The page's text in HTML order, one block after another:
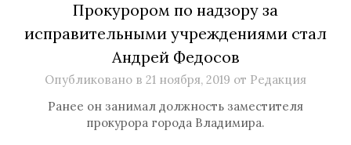
Прокурором по надзору за
исправительными учреждениями стал
Андрей Федосов
Опубликовано в 21 ноября, 2019 от Редакция
Ранее он занимал должность заместителя
прокурора города Владимира.